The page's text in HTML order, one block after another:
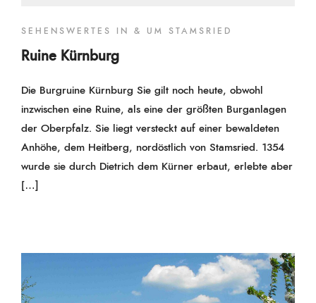
SEHENSWERTES IN & UM STAMSRIED
Ruine Kürnburg
Die Burgruine Kürnburg Sie gilt noch heute, obwohl
inzwischen eine Ruine, als eine der größten Burganlagen
der Oberpfalz. Sie liegt versteckt auf einer bewaldeten
Anhöhe, dem Heitberg, nordöstlich von Stamsried. 1354
wurde sie durch Dietrich dem Kürner erbaut, erlebte aber
[…]